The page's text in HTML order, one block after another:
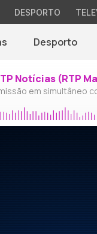
DESPORTO
Desporto
Notícias (RTP
em simultâneo